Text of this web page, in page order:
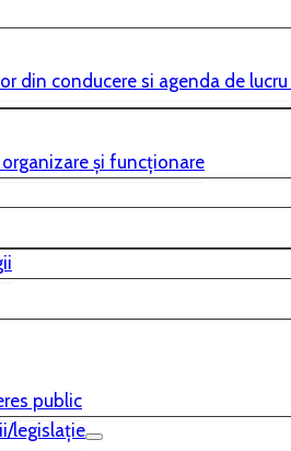
din conducere si agenda de
și funcționare
public
legislație